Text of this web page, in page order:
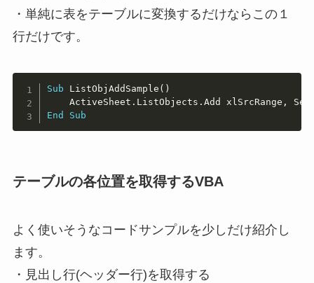
・単純に表をテーブルに変換するだけならこの１
行だけです。
Sub ListObjAddSample ( )
    ActiveSheet
. ListObjects .Add xlSrcRange ,
End
Sub
テーブルの各位置を取得するVBA
よく使いそうなコードサンプルを少しだけ紹介し
ます。
・見出し行(ヘッダー行)を取得する